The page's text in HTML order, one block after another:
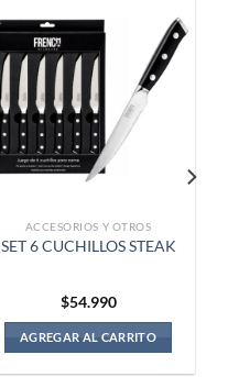
ACCESORIOS Y OTROS
SET 6 CUCHILLOS STEAK
$54.990
AGREGAR AL CARRITO